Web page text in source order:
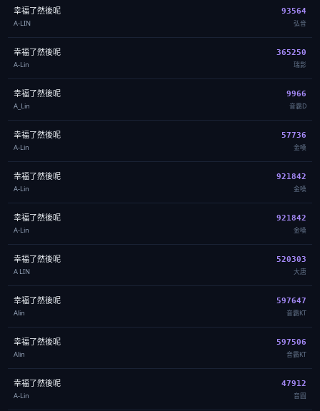
幸福了然後呢
A-LIN
93564
弘音
幸福了然後呢
A-Lin
365250
瑞影
幸福了然後呢
A_Lin
9966
音霸D
幸福了然後呢
A-Lin
57736
金嗓
幸福了然後呢
A-Lin
921842
金嗓
幸福了然後呢
A-Lin
921842
金嗓
幸福了然後呢
A LIN
520303
大唐
幸福了然後呢
Alin
597647
音霸KT
幸福了然後呢
Alin
597506
音霸KT
幸福了然後呢
A-Lin
47912
音圓